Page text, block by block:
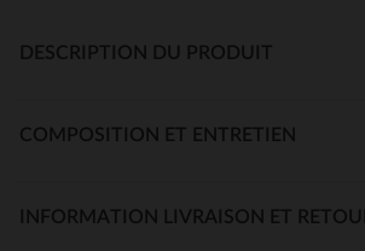
DESCRIPTION DU PRODUIT
COMPOSITION ET ENTRETIEN
INFORMATION LIVRAISON ET